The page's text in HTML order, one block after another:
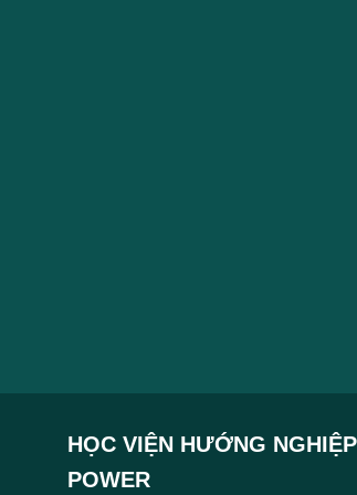
HỌC VIỆN HƯỚNG
POWER